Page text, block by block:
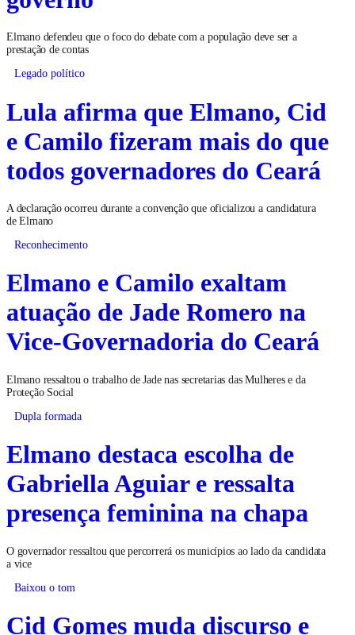
Elmano defendeu que o foco do debate com a população deve ser a
prestação de contas
Legado político
Lula afirma que Elmano, Cid
e Camilo fizeram mais do que
todos governadores do Ceará
A declaração ocorreu durante a convenção que oficializou a candidatura
de Elmano
Reconhecimento
Elmano e Camilo exaltam
atuação de Jade Romero na
Vice-Governadoria do Ceará
Elmano ressaltou o trabalho de Jade nas secretarias das Mulheres e da
Proteção Social
Dupla formada
Elmano destaca escolha de
Gabriella Aguiar e ressalta
presença feminina na chapa
O governador ressaltou que percorrerá os municípios ao lado da candidata
a vice
Baixou o tom
Cid Gomes muda discurso e